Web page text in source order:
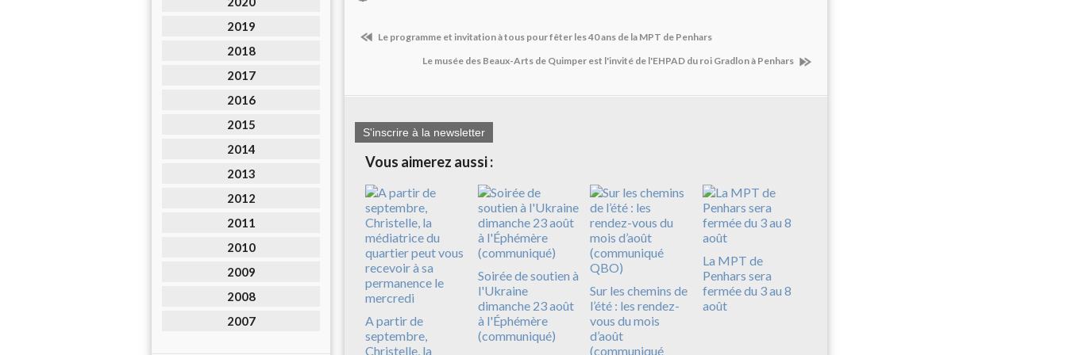
2019
2018
2017
2016
2015
2014
2013
2012
2011
2010
2009
2008
2007
Le programme et invitation à tous pour fêter les 40 ans de la MPT de Penhars
Le musée des Beaux-Arts de Quimper est l'invité de l'EHPAD du roi Gradlon à Penhars
S'inscrire à la newsletter
Vous aimerez aussi :
A partir de
septembre,
Christelle, la
Soirée de soutien à
l'Ukraine
dimanche 23 août
à l'Éphémère
(communiqué)
Sur les chemins de
l’été : les rendez-
vous du mois
d’août
(communiqué
La MPT de
Penhars sera
fermée du 3 au 8
août